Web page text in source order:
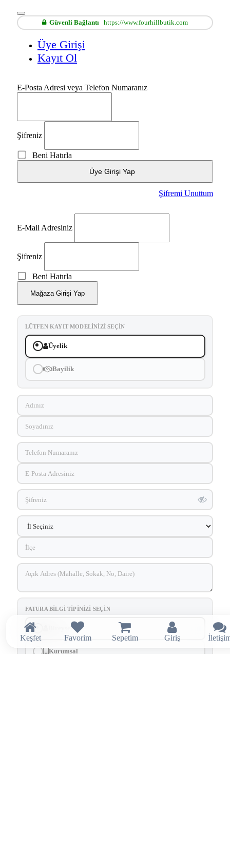
Güvenli Bağlantı https://www.fourhillbutik.com
Üye Girişi
Kayıt Ol
E-Posta Adresi veya Telefon Numaranız
Şifreniz
Beni Hatırla
Üye Girişi Yap
Şifremi Unuttum
E-Mail Adresiniz
Şifreniz
Beni Hatırla
Mağaza Girişi Yap
LÜTFEN KAYIT MODELINIZI SEÇIN
Üyelik
Bayilik
FATURA BILGI TIPINIZI SEÇIN
Bireysel
Kurumsal
Keşfet Favorim Sepetim Giriş